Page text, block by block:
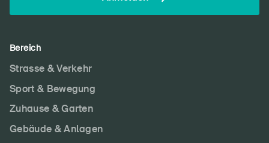
DE FR IT EN
Startseite
Bereich
Strasse & Verkehr
Sport & Bewegung
Zuhause & Garten
Gebäude & Anlagen